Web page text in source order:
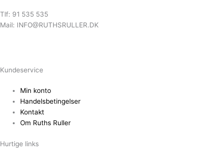
Tlf: 91 535 535
Mail: INFO@RUTHSRULLER.DK
Kundeservice
Min konto
Handelsbetingelser
Kontakt
Om Ruths Ruller
Hurtige links